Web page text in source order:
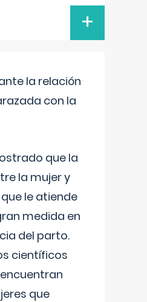
+
la relación
con la
que la
la mujer y
le atiende
medida en
del parto.
científicos
que